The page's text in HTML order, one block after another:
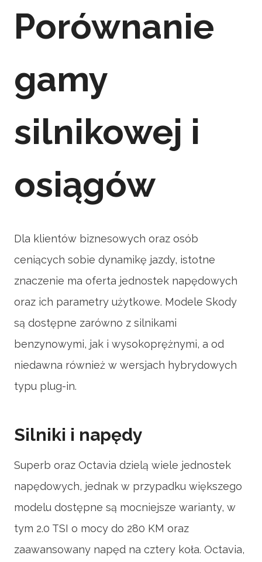
Porównanie
gamy
silnikowej i
osiągów
Dla klientów biznesowych oraz osób
ceniących sobie dynamikę jazdy, istotne
znaczenie ma oferta jednostek napędowych
oraz ich parametry użytkowe. Modele Skody
są dostępne zarówno z silnikami
benzynowymi, jak i wysokoprężnymi, a od
niedawna również w wersjach hybrydowych
typu plug-in.
Silniki i napędy
Superb oraz Octavia dzielą wiele jednostek
napędowych, jednak w przypadku większego
modelu dostępne są mocniejsze warianty, w
tym 2.0 TSI o mocy do 280 KM oraz
zaawansowany napęd na cztery koła. Octavia,